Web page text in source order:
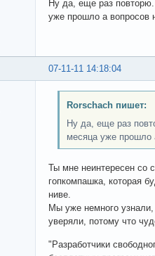
Ну да, еще раз
уже прошло а вопросов
07-11-11 14:18:04
Rorschach пишет:
Ну да, еще раз
месяца уже прошло
Ты мне неинтересен со
гопкомпашка, которая
ниве.
Мы уже немного
уверяли, потому что
"Разработчики